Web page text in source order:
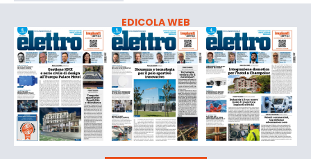
EDICOLA WEB